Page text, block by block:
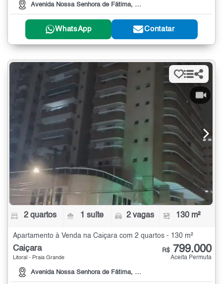
Avenida Nossa Senhora de Fátima, 184
WhatsApp Contatar
2 quartos 1 suíte 2 vagas 130 m²
Apartamento à Venda na Caiçara com 2 quartos - 130 m²
Caiçara
Litoral - Praia Grande
Avenida Nossa Senhora de Fátima, 100
R$ 799.000
Aceita Permuta